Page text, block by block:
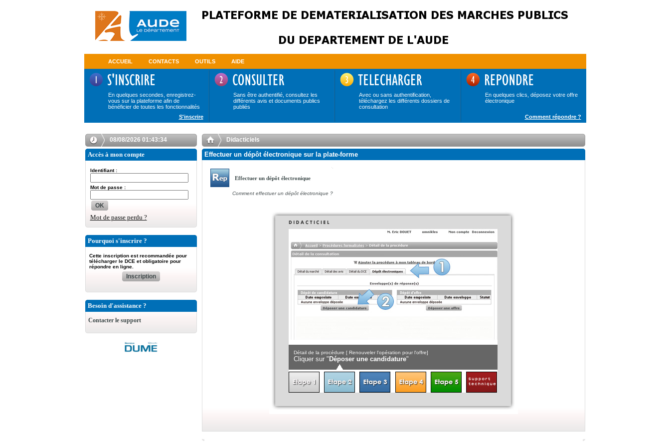
ACCUEIL CONTACTS OUTILS AIDE
En quelques secondes, enregistrez-
vous sur la plateforme afin de
bénéficier de toutes les fonctionnalités
Sans être authentifié, consultez les
différents avis et documents publics
publiés
Avec ou sans authentification,
téléchargez les différents dossiers de
consultation
En quelques clics, déposez votre offre
électronique
S'inscrire Comment répondre ?
08/08/2026 01:43:34
Accès à mon compte
Identifiant :
Mot de passe :
OK
Mot de passe perdu ?
Pourquoi s'inscrire ?
Cette inscription est recommandée pour
télécharger le DCE et obligatoire pour
répondre en ligne.
Inscription
Besoin d'assistance ?
Contacter le support
Didacticiels
Effectuer un dépôt électronique sur la plate-forme
Effectuer un dépôt électronique
Comment effectuer un dépôt électronique ?
Préparation de la réponse Détail de la procédure [ Renouveler l'opération pour l'offre]
Cliquer sur " Déposer une candidature"